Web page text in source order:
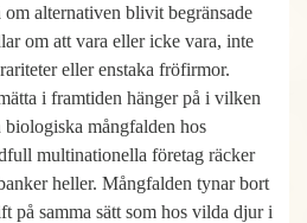
alternativen blivit begränsade
om att vara eller icke vara, inte
eller enstaka fröfirmor.
i framtiden hänger på i vilken
mångfalden hos
multinationella företag räcker
heller. Mångfalden tynar bort
på samma sätt som hos vilda djur i